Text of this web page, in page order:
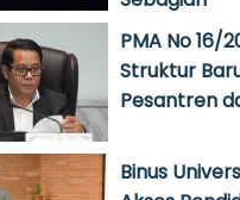
PMA No 16/
Struktur
Pesantren
Binus